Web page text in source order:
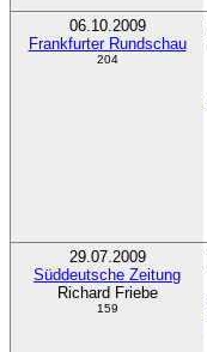
06.10.2009
Frankfurter Rundschau
204
29.07.2009
Süddeutsche Zeitung
Richard Friebe
159